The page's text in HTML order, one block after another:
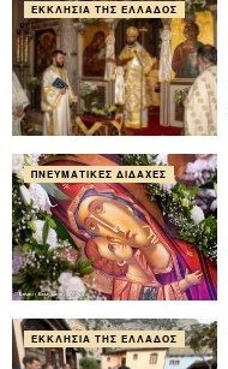
ΕΚΚΛΗΣΊΑ ΤΗΣ ΕΛΛΆΔΟΣ
ΠΝΕΥΜΑΤΙΚΈΣ ΔΙΔΑΧΈΣ
ΕΚΚΛΗΣΊΑ ΤΗΣ ΕΛΛΆΔΟΣ